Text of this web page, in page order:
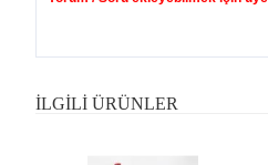
İLGILI ÜRÜNLER